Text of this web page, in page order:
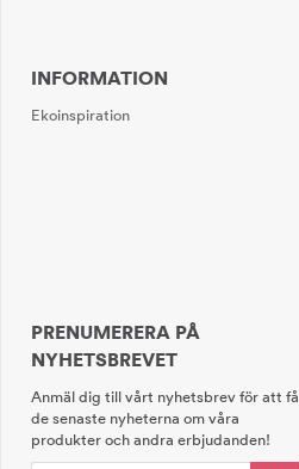
INFORMATION
Ekoinspiration
PRENUMERERA PÅ
NYHETSBREVET
Anmäl dig till vårt nyhetsbrev för att få
de senaste nyheterna om våra
produkter och andra erbjudanden!